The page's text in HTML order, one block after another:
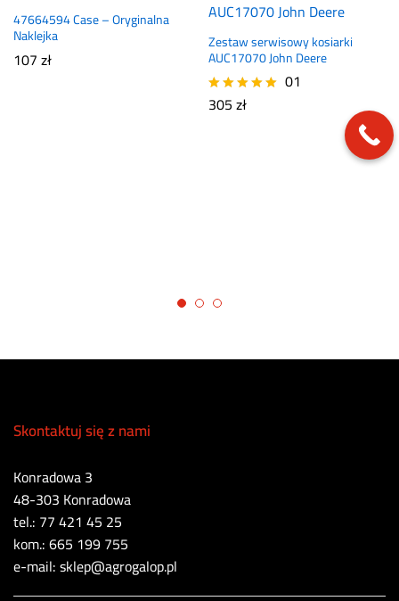
47664594 Case – Oryginalna
Naklejka
107zł
Zestaw serwisowy kosiarki
AUC17070 John Deere
Oceniono
01
305zł
Skontaktuj się z nami
Konradowa 3
48-303 Konradowa
tel.: 77 421 45 25
kom.: 665 199 755
e-mail: sklep@agrogalop.pl